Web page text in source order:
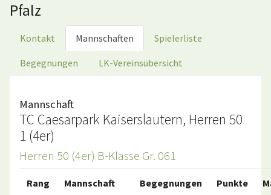
Pfalz
Kontakt Mannschaften Spielerliste
Begegnungen LK-Vereinsübersicht
Mannschaft
TC Caesarpark Kaiserslautern, Herren 50
1 (4er)
Herren 50 (4er) B-Klasse Gr. 061
Rang Mannschaft Begegnungen Punkte